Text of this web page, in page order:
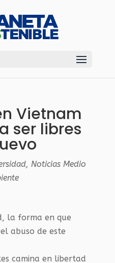
Vietnam
ser libres
,Noticias Medio
camina en libertad